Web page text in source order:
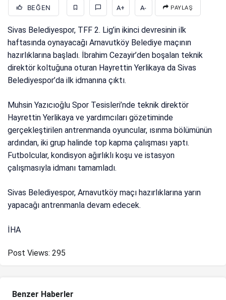
BEĞEN A+ A- PAYLAŞ
Sivas Belediyespor, TFF 2. Lig’in ikinci devresinin ilk
haftasında oynayacağı Arnavutköy Belediye maçının
hazırlıklarına başladı. İbrahim Cezayir’den boşalan teknik
direktör koltuğuna oturan Hayrettin Yerlikaya da Sivas
Belediyespor’da ilk idmanına çıktı.
Muhsin Yazıcıoğlu Spor Tesisleri’nde teknik direktör
Hayrettin Yerlikaya ve yardımcıları gözetiminde
gerçekleştirilen antrenmanda oyuncular, ısınma bölümünün
ardından, iki grup halinde top kapma çalışması yaptı.
Futbolcular, kondisyon ağırlıklı koşu ve istasyon
çalışmasıyla idmanı tamamladı.
Sivas Belediyespor, Arnavutköy maçı hazırlıklarına yarın
yapacağı antrenmanla devam edecek.
İHA
Post Views: 295
Benzer Haberler